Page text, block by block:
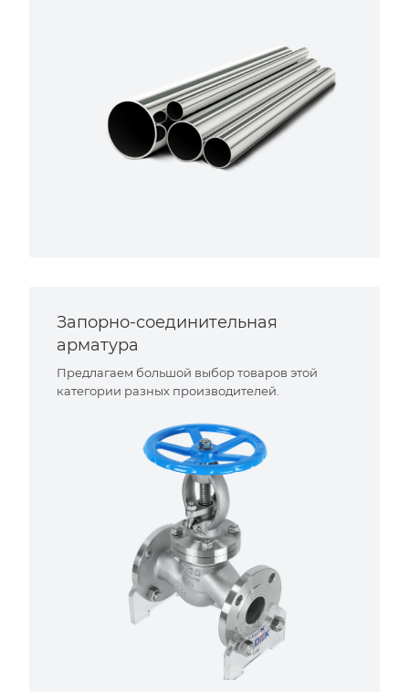
Запорно-соединительная
арматура
Предлагаем большой выбор товаров этой
категории разных производителей.